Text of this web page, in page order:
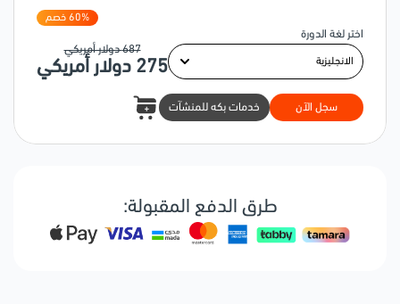
60% خصم
اختر لغة الدورة
687دولار أمريكي
275 دولار أمريكي
سجل الآن خدمات بكه للمنشآت
طرق الدفع المقبولة: